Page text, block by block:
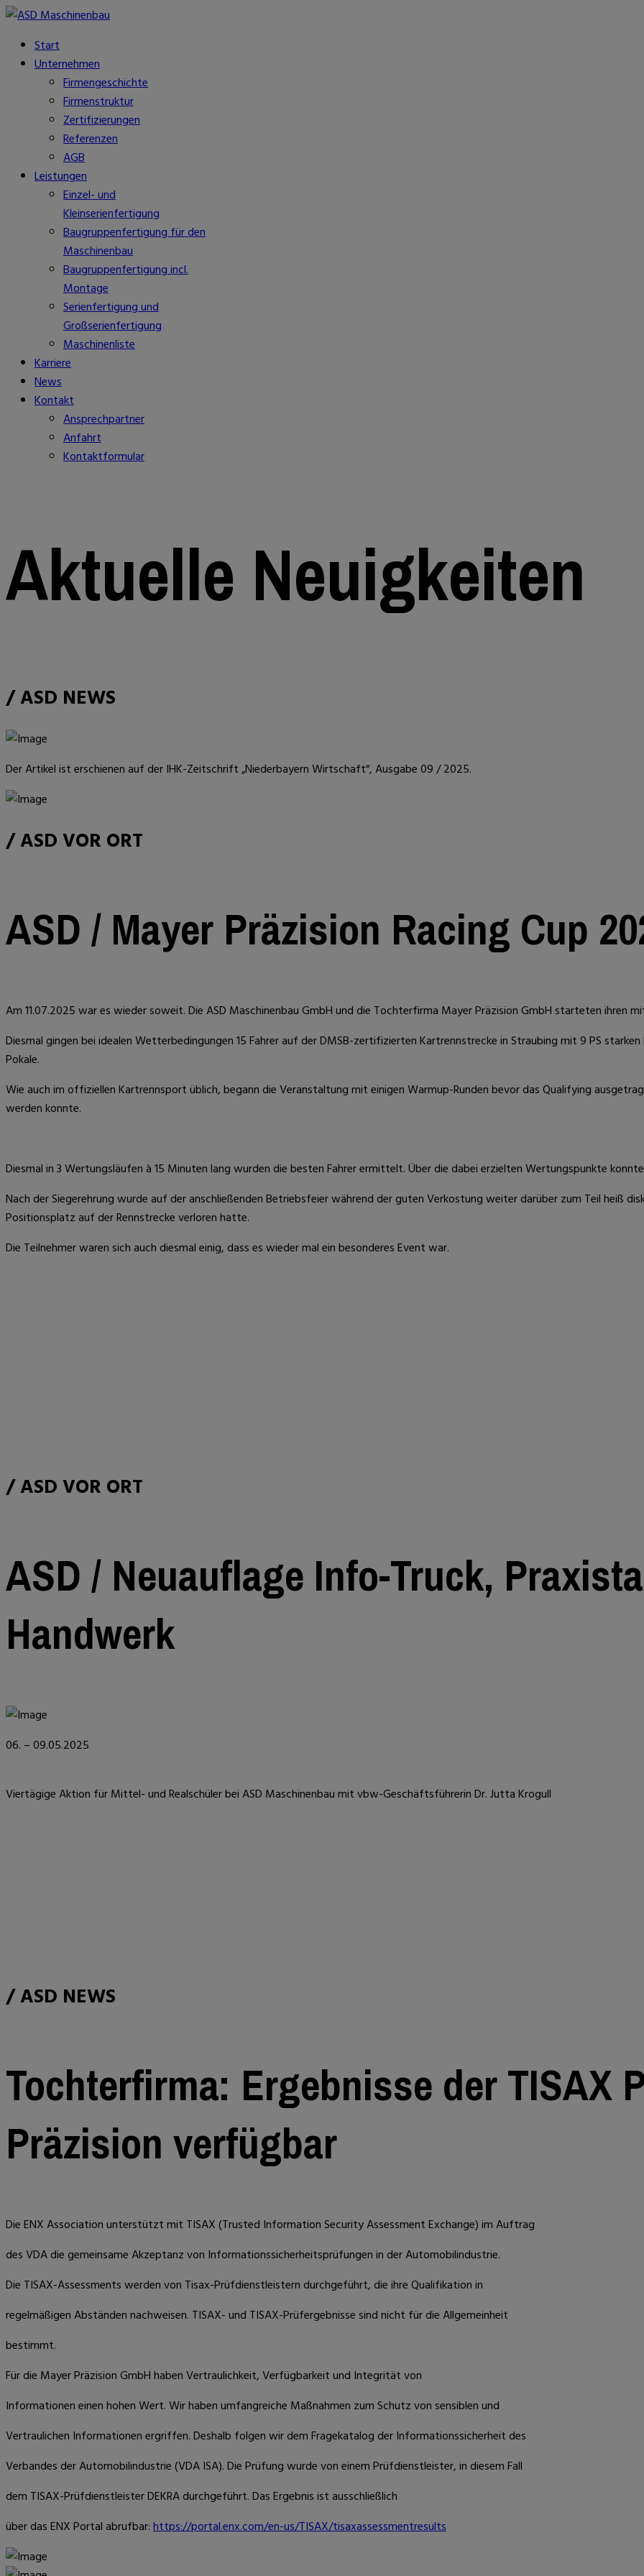
Start
Unternehmen
Firmengeschichte
Firmenstruktur
Zertifizierungen
Referenzen
AGB
Leistungen
Einzel- und
Kleinserienfertigung
Baugruppenfertigung für den
Maschinenbau
Baugruppenfertigung incl.
Montage
Serienfertigung und
Großserienfertigung
Maschinenliste
Karriere
News
Kontakt
Ansprechpartner
Anfahrt
Kontaktformular
Aktuelle Neuigkeiten
/ ASD NEWS
Der Artikel ist erschienen auf der IHK-Zeitschrift „Niederbayern Wirtschaft“, Ausgabe 09 / 2025.
/ ASD VOR ORT
ASD / Mayer Präzision Racing Cup
Am 11.07.2025 war es wieder soweit. Die ASD Maschinenbau GmbH und die Tochterfirma Mayer Präzision GmbH starteten ihren
Diesmal gingen bei idealen Wetterbedingungen 15 Fahrer auf der DMSB-zertifizierten Kartrennstrecke in Straubing mit 9 PS
Pokale.
Wie auch im offiziellen Kartrennsport üblich, begann die Veranstaltung mit einigen Warmup-Runden bevor das Qualifying
werden konnte.
Diesmal in 3 Wertungsläufen à 15 Minuten lang wurden die besten Fahrer ermittelt. Über die dabei erzielten Wertungspunkte
Nach der Siegerehrung wurde auf der anschließenden Betriebsfeier während der guten Verkostung weiter darüber zum Teil heiß
Positionsplatz auf der Rennstrecke verloren hatte.
Die Teilnehmer waren sich auch diesmal einig, dass es wieder mal ein besonderes Event war.
/ ASD VOR ORT
ASD / Neuauflage Info-Truck,
Handwerk
06. – 09.05.2025
Viertägige Aktion für Mittel- und Realschüler bei ASD Maschinenbau mit vbw-Geschäftsführerin Dr. Jutta Krogull
/ ASD NEWS
Tochterfirma: Ergebnisse der TISAX
Präzision verfügbar
Die ENX Association unterstützt mit TISAX (Trusted Information Security Assessment Exchange) im Auftrag
des VDA die gemeinsame Akzeptanz von Informationssicherheitsprüfungen in der Automobilindustrie.
Die TISAX-Assessments werden von Tisax-Prüfdienstleistern durchgeführt, die ihre Qualifikation in
regelmäßigen Abständen nachweisen. TISAX- und TISAX-Prüfergebnisse sind nicht für die Allgemeinheit
bestimmt.
Für die Mayer Präzision GmbH haben Vertraulichkeit, Verfügbarkeit und Integrität von
Informationen einen hohen Wert. Wir haben umfangreiche Maßnahmen zum Schutz von sensiblen und
Vertraulichen Informationen ergriffen. Deshalb folgen wir dem Fragekatalog der Informationssicherheit des
Verbandes der Automobilindustrie (VDA ISA). Die Prüfung wurde von einem Prüfdienstleister, in diesem Fall
dem TISAX-Prüfdienstleister DEKRA durchgeführt. Das Ergebnis ist ausschließlich
über das ENX Portal abrufbar:https://portal.enx.com/en-us/TISAX/tisaxassessmentresults